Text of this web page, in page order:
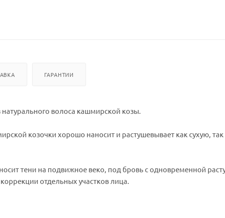
ГАРАНТИИ
натурального волоса кашмирской козы.
козочки хорошо наносит и растушевывает как сухую, так
тени на подвижное веко, под бровь с одновременной
отдельных участков лица.